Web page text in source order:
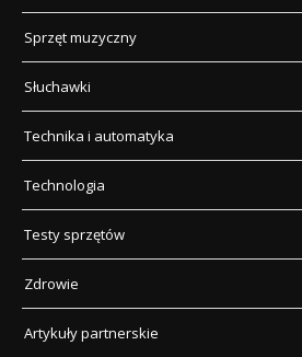
Sprzęt muzyczny
Słuchawki
Technika i automatyka
Technologia
Testy sprzętów
Zdrowie
Artykuły partnerskie